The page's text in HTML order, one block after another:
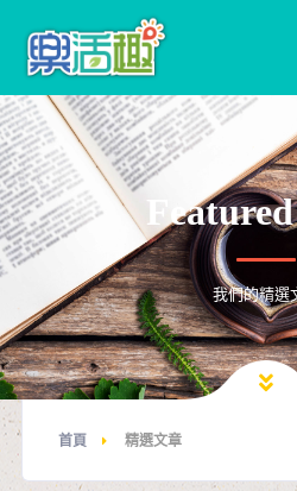
我們的精選
首頁 精選文章